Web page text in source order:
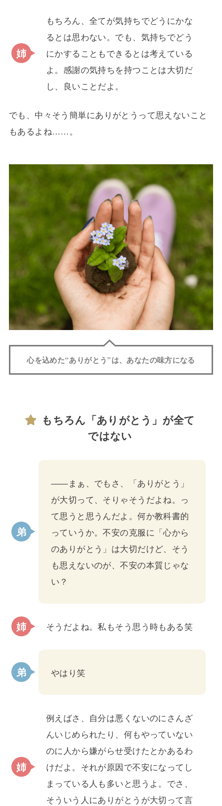
もちろん、全てが気持ちでどうにかな
るとは思わない。でも、気持ちでどう
にかすることもできるとは考えている
よ。感謝の気持ちを持つことは大切だ
し、良いことだよ。
でも、中々そう簡単にありがとうって思えないこと
もあるよね……。
心を込めた“ありがとう”は、あなたの味方になる
もちろん「ありがとう」が全て
ではない
――まぁ、でもさ、「ありがとう」
が大切って、そりゃそうだよね。っ
て思うと思うんだよ。何か教科書的
っていうか。不安の克服に「心から
のありがとう」は大切だけど、そう
も思えないのが、不安の本質じゃな
い？
そうだよね。私もそう思う時もある笑
やはり笑
例えばさ、自分は悪くないのにさんざ
んいじめられたり、何もやっていない
のに人から嫌がらせ受けたとかあるわ
けだよ。それが原因で不安になってし
まっている人も多いと思うよ。でさ、
そういう人にありがとうが大切って言